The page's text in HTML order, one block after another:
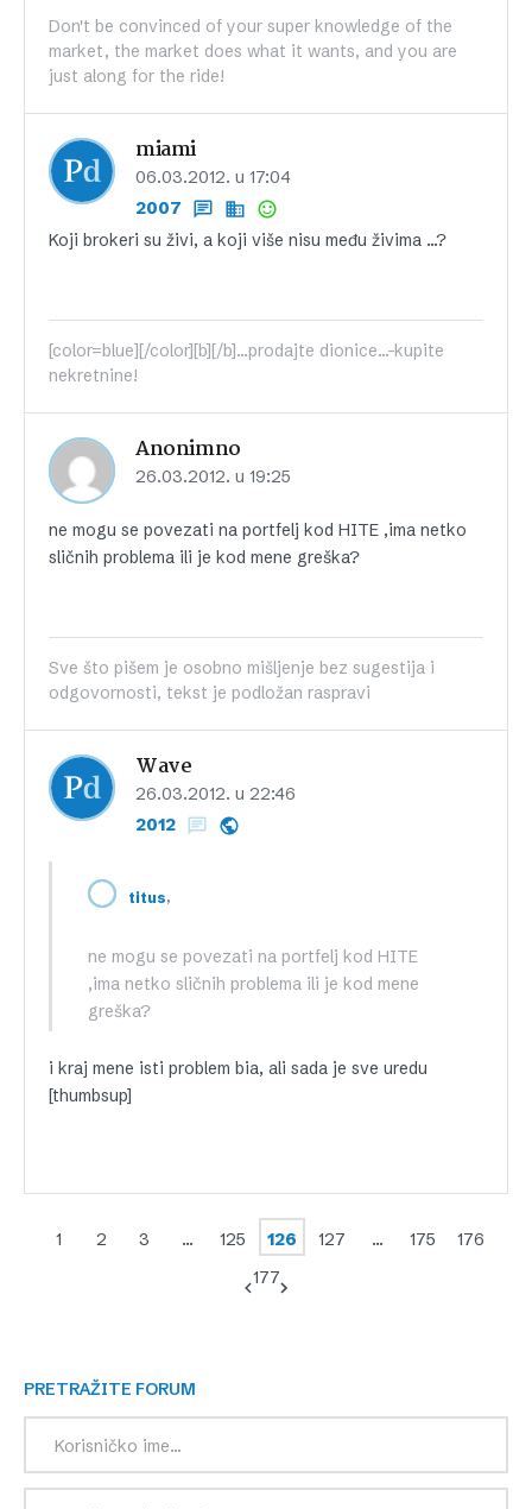
Don't be convinced of your super knowledge of the
market, the market does what it wants, and you are
just along for the ride!
miami
06.03.2012. u 17:04
2007
Koji brokeri su živi, a koji više nisu među živima …?
[color=blue][/color][b][/b]...prodajte dionice...-kupite
nekretnine!
Anonimno
26.03.2012. u 19:25
ne mogu se povezati na portfelj kod HITE ,ima netko
sličnih problema ili je kod mene greška?
Sve što pišem je osobno mišljenje bez sugestija i
odgovornosti, tekst je podložan raspravi
Wave
26.03.2012. u 22:46
2012
titus,
ne mogu se povezati na portfelj kod HITE
,ima netko sličnih problema ili je kod mene
greška?
i kraj mene isti problem bia, ali sada je sve uredu
[thumbsup]
1 2 3 … 125 126 127 … 175
176
177
PRETRAŽITE FORUM